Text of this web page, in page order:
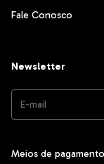
Fale Conosco
Newsletter
Meios de pagamento